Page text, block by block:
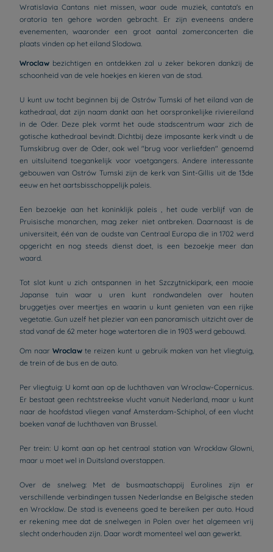
Wratislavia Cantans niet missen, waar oude muziek, cantata's en
oratoria ten gehore worden gebracht. Er zijn eveneens andere
evenementen, waaronder een groot aantal zomerconcerten die
plaats vinden op het eiland Slodowa.
Wroclaw bezichtigen en ontdekken zal u zeker bekoren dankzij de
schoonheid van de vele hoekjes en kieren van de stad.
U kunt uw tocht beginnen bij de Ostrów Tumski of het eiland van de
kathedraal, dat zijn naam dankt aan het oorspronkelijke riviereiland
in de Oder. Deze plek vormt het oude stadscentrum waar zich de
gotische kathedraal bevindt. Dichtbij deze imposante kerk vindt u de
Tumskibrug over de Oder, ook wel "brug voor verliefden" genoemd
en uitsluitend toegankelijk voor voetgangers. Andere interessante
gebouwen van Ostrów Tumski zijn de kerk van Sint-Gillis uit de 13de
eeuw en het aartsbisschoppelijk paleis.
Een bezoekje aan het koninklijk paleis , het oude verblijf van de
Pruisische monarchen, mag zeker niet ontbreken. Daarnaast is de
universiteit, één van de oudste van Centraal Europa die in 1702 werd
opgericht en nog steeds dienst doet, is een bezoekje meer dan
waard.
Tot slot kunt u zich ontspannen in het Szczytnickipark, een mooie
Japanse tuin waar u uren kunt rondwandelen over houten
bruggetjes over meertjes en waarin u kunt genieten van een rijke
vegetatie. Gun uzelf het plezier van een panoramisch uitzicht over de
stad vanaf de 62 meter hoge watertoren die in 1903 werd gebouwd.
Om naarWroclaw te reizen kunt u gebruik maken van het vliegtuig,
de trein of de bus en de auto.
Per vliegtuig: U komt aan op de luchthaven van Wroclaw-Copernicus.
Er bestaat geen rechtstreekse vlucht vanuit Nederland, maar u kunt
naar de hoofdstad vliegen vanaf Amsterdam-Schiphol, of een vlucht
boeken vanaf de luchthaven van Brussel.
Per trein: U komt aan op het centraal station van Wrocklaw Glowni,
maar u moet wel in Duitsland overstappen.
Over de snelweg: Met de busmaatschappij Eurolines zijn er
verschillende verbindingen tussen Nederlandse en Belgische steden
en Wrocklaw. De stad is eveneens goed te bereiken per auto. Houd
er rekening mee dat de snelwegen in Polen over het algemeen vrij
slecht onderhouden zijn. Daar wordt momenteel wel aan gewerkt.